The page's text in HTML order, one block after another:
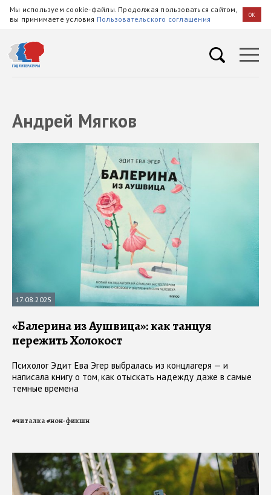
Мы используем cookie-файлы. Продолжая пользоваться сайтом,
вы принимаете условия Пользовательского соглашения OK
Андрей Мягков
17.08.2025
«Балерина из Аушвица»: как танцуя
пережить Холокост
Психолог Эдит Ева Эгер выбралась из концлагеря — и
написала книгу о том, как отыскать надежду даже в самые
темные времена
#читалка#нон-фикшн